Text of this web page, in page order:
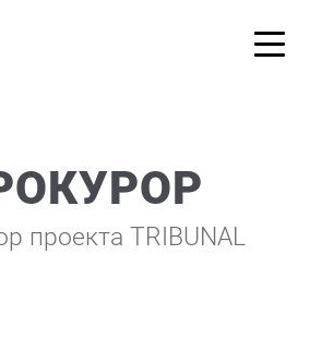
проекта TRIBUNAL